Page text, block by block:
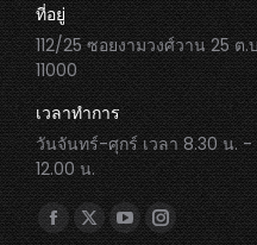
ที่อยู่
112/25 ซอยงามวงศ์วาน 25
11000
เวลาทำการ
วันจันทร์-ศุกร์ เวลา 8.30 น. -
12.00 น.
Find us on:
Facebook
X
YouTubeInstagram